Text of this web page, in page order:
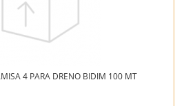
4 PARA DRENO BIDIM 100 MT